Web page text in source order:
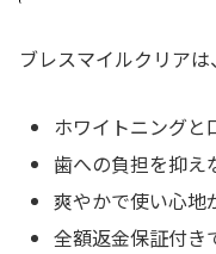
ブレスマイルクリアは、
ホワイトニングと
歯への負担を抑え
爽やかで使い心地
全額返金保証付き